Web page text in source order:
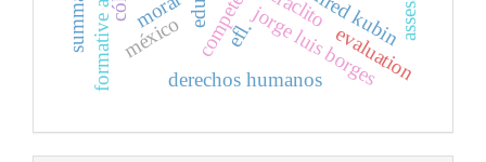
jorge luis borges
derechos humanos
moral
méxico alfred kubin
evaluation
efl.